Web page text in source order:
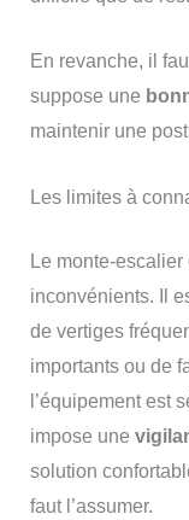
En revanche, il
suppose une
maintenir une
Les limites à
Le monte-
inconvénients. Il
de vertiges
importants ou de
l’équipement est
impose une
solution
faut l’assumer.